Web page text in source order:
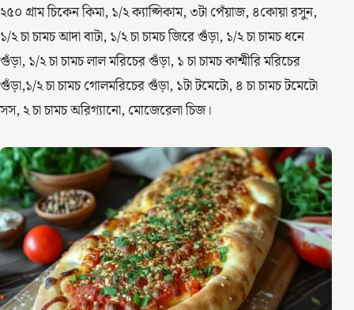
২৫০ গ্রাম চিকেন কিমা, ১/২ ক্যাপ্সিকাম, ৩টা পেঁয়াজ, ৪কোয়া রসুন,
১/২ চা চামচ আদা বাটা, ১/২ চা চামচ জিরে গুঁড়া, ১/২ চা চামচ ধনে
গুঁড়া, ১/২ চা চামচ লাল মরিচের গুঁড়া, ১ চা চামচ কাশ্মীরি মরিচের
গুঁড়া,১/২ চা চামচ গোলমরিচের গুঁড়া, ১টা টমেটো, ৪ চা চামচ টমেটো
সস, ২ চা চামচ অরিগ্যানো, মোজেরেলা চিজ।